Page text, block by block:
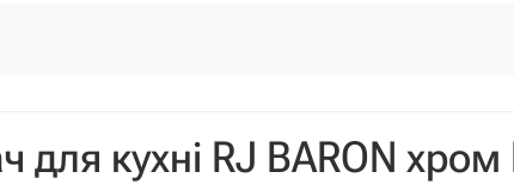
для кухні RJ BARON